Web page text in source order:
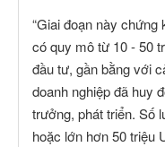
“Giai đoạn này
có quy mô từ 10 - 50
đầu tư, gần bằng với
doanh nghiệp đã huy
trưởng, phát triển. Số
hoặc lớn hơn 50 triệu